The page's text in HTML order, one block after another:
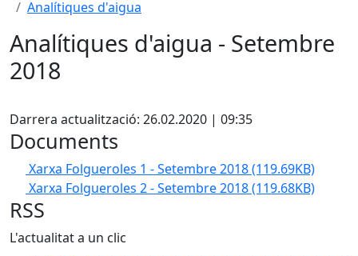
Analítiques d'aigua
Analítiques d'aigua - Setembre
2018
Darrera actualització: 26.02.2020 | 09:35
Documents
Xarxa Folgueroles 1 - Setembre 2018(119.69KB)
Xarxa Folgueroles 2 - Setembre 2018(119.68KB)
RSS
L'actualitat a un clic